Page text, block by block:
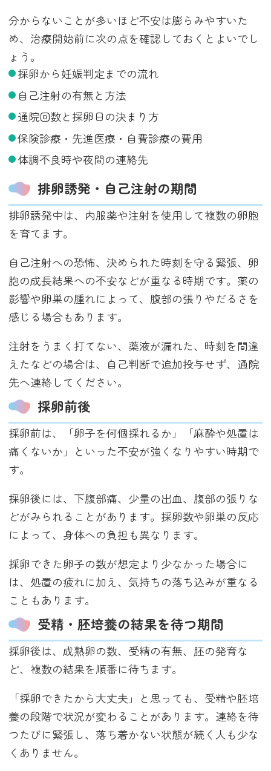
分からないことが多いほど不安は膨らみやすいた
め、治療開始前に次の点を確認しておくとよいでし
ょう。
採卵から妊娠判定までの流れ
自己注射の有無と方法
通院回数と採卵日の決まり方
保険診療・先進医療・自費診療の費用
体調不良時や夜間の連絡先
排卵誘発・自己注射の期間
排卵誘発中は、内服薬や注射を使用して複数の卵胞
を育てます。
自己注射への恐怖、決められた時刻を守る緊張、卵
胞の成長結果への不安などが重なる時期です。薬の
影響や卵巣の腫れによって、腹部の張りやだるさを
感じる場合もあります。
注射をうまく打てない、薬液が漏れた、時刻を間違
えたなどの場合は、自己判断で追加投与せず、通院
先へ連絡してください。
採卵前後
採卵前は、「卵子を何個採れるか」「麻酔や処置は
痛くないか」といった不安が強くなりやすい時期で
す。
採卵後には、下腹部痛、少量の出血、腹部の張りな
どがみられることがあります。採卵数や卵巣の反応
によって、身体への負担も異なります。
採卵できた卵子の数が想定より少なかった場合に
は、処置の疲れに加え、気持ちの落ち込みが重なる
こともあります。
受精・胚培養の結果を待つ期間
採卵後は、成熟卵の数、受精の有無、胚の発育な
ど、複数の結果を順番に待ちます。
「採卵できたから大丈夫」と思っても、受精や胚培
養の段階で状況が変わることがあります。連絡を待
つたびに緊張し、落ち着かない状態が続く人も少な
くありません。